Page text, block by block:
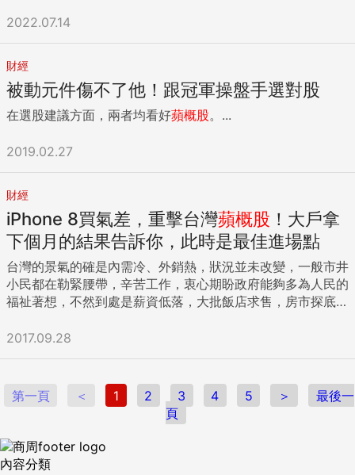
太早相信「因」，過晚相信「果」，在不對的時間做不對的動
作。無論是只看到因就動作或是看到果才後知後覺，都不是好
事。學投資需要去找國際上的熱門趨勢、是否真的與國際大廠
合作，不要做任何不確定的事。 短線還是長線？ 每個人進入
市場的初衷都是為了賺錢，而不是要抱著股票相守一輩子。以
小朋友團隊來說在股市裡就是賺價差，但這樣是短還是長？兩
吧！每個人心中的短線跟長線都不一樣。以愛德恩來說，他的
人的長線甚至可以到10年、20年）。因為每個人的資金運用效
率的程度不一樣，對於長短線的定義也不盡相同。 但是，我們
也相信很多人都經歷過這段：大家都說短線好賺，但是自己做
了之後卻一直受傷，就開始想是不是改做長線比較好？結果做
了長線又要覺得抱著很痛苦。 對我們來說，長線與短線之間沒
有差別。因為不論長短，我們都是選擇公司成長有數字、有題
材的標的。也就是說，不論長線或短線，小朋友團隊都是選擇
操作長短線的原則，要看市場狀況，動態調整手上的持股。 若
要區分長短線，以我們的操作來說，短線的篩選標的會比較
的標的。反之，長線的選擇標的，因為會有段時間得跟股票耗
著，也因此條件選擇上會比短線更嚴格一些。 舉例來說，短線
操作就像租房，可以符合目前的需求就沒問題了，而長線操作
就像要買房，你會相對嚴格考慮地段、格局、學區、整體環境
等等的條件。說得再簡單一點，短線著重於動能表現，長線則
可以注意，若未出現明顯或持續賣出，基本上值得多加關注。
列為優先。 四、覺得麻煩的投資人也可以從ETF下手，如台灣
50（0050）、高股息（0056）或台股基金。 五、不用害怕
下跌，愈跌，對於加碼者愈有利，若非市場過度悲觀、賣出者
眾，又怎會有便宜價位股票出現？金融海嘯或911事件都經歷過
主義者，但卻是發現機會就會即刻行動的積極操作者，此時就
有這種味道，你認為呢？ {DS_BOX_11809} ...
業，一家是鴻海，另一間是她的立訊。 鴻海主管透露，兩年
前，鴻海便推測立訊將從零組件跨入組裝，是他們唯一潛在的
對手，並成立專門小組研究這間公司，「我們連台灣的組裝對
手和碩都不在意，只在意立訊！」 尤其，她身為一間中國公司
董事長，集結的強將竟都是台商。 近十年來，王來春獨鍾台
廠，她每隔三年就投資一家：二○一二年入股宣德、一五年投
組部門。在台灣零組件業，她如同地下女王。 市場盛傳，她下
此事成真，她有機會擠下緯創，成為鴻海、和碩外，第三家
iPhone組裝廠，等於蘋果將把旗下手機、耳機和手錶，三大明
星產品都交給立訊，顯見高度器重。 在她集結這群台商強將
前，這群人都是單打獨鬥。 一位台灣組裝大廠總經理直言：
「立訊是家陸皮台骨的企業。」能有今天，靠得正是與台灣廠
商和人才合作。 出身農村、愛打籃球，身型頗為高大的王來春
號稱「台灣控」，最愛和台灣公司合作，連財務、管廠都交給
的身影。 {DS_BOX_27802} 這個女人為何會讓台商願意埋
單，連蘋果執行長庫克（Tim Cook）也倚重她？庫克到中國
的工廠是「超一流」。 二十年內，她從最殺戮的連接線市場浴
血竄起，做到全中國最大，跨足聲音、光學、馬達零件，毛利
率撐在二○％上下，營收以平均每年近六成速度成長，是該行
業平均的四倍。 與王來春熟識、美律董事長廖祿立點出，各家
台廠願意埋單她的關鍵理由：有容乃大。 她崇拜郭董卻不是女
2022.07.14
財經
被動元件傷不了他！跟冠軍操盤手選對股
在選股建議方面，兩者均看好蘋概股。...
2019.02.27
財經
iPhone 8買氣差，重擊台灣蘋概股 ！大戶拿
下個月的結果告訴你，此時是最佳進場點
台灣的景氣的確是內需冷、外銷熱，狀況並未改變，一般市井
小民都在勒緊腰帶，辛苦工作，衷心期盼政府能夠多為人民的
福祉著想，不然到處是薪資低落，大批飯店求售，房市探底，
了得。 看起來，股市暫時陷入弱勢整理也屬必然，究其因，個
及供應鏈股價近來如消風氣球，一瀉千里。 二、又剛好iPhone
X的公開訂購時間尚未到來（1027），無法有即時的振奮數據
刺激市場，在空窗期間缺乏利多，卻是利空頻傳，頗為尷尬。
三、美國FED開始縮表之外，又明示年底前會升息，使得市場
擔心資金排擠，特別是新興市場股匯皆在相對高檔，怕熱錢撤
2017.09.28
第一頁 ＜ 1 2 3 4 5 ＞
最後一
頁
內容分類